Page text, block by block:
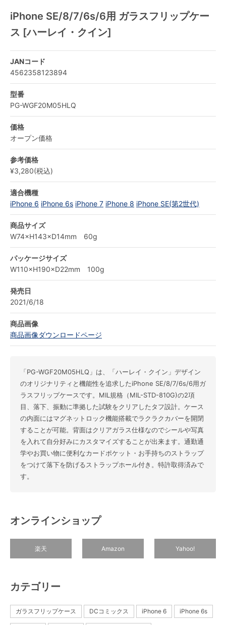
iPhone SE/8/7/6s/6用 ガラスフリップケー
ス [ハーレイ・クイン]
JANコード
4562358123894
型番
PG-WGF20M05HLQ
価格
オープン価格
参考価格
¥3,280(税込)
適合機種
iPhone 6 iPhone 6s iPhone 7 iPhone 8 iPhone SE(第2世代)
商品サイズ
W74×H143×D14mm 60g
パッケージサイズ
W110×H190×D22mm 100g
発売日
2021/6/18
商品画像
商品画像ダウンロードページ
「PG-WGF20M05HLQ」は、「ハーレイ・クイン」デザイン
のオリジナリティと機能性を追求したiPhone SE/8/7/6s/6用ガ
ラスフリップケースです。MIL規格（MIL-STD-810G)の2項
目、落下、振動に準拠した試験をクリアしたタフ設計。ケース
の内面にはマグネットロック機能搭載でラクラクカバーを開閉
することが可能。背面はクリアガラス仕様なのでシールや写真
を入れて自分好みにカスタマイズすることが出来ます。通勤通
学やお買い物に便利なカードポケット・お手持ちのストラップ
をつけて落下を防げるストラップホール付き。特許取得済みで
す。
オンラインショップ
楽天 Amazon Yahoo!
カテゴリー
ガラスフリップケース DCコミックス iPhone 6 iPhone 6s